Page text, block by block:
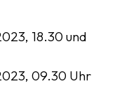
18.30 und
09.30 Uhr